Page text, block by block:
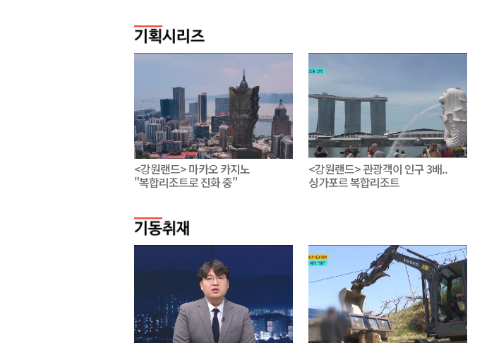
<강원랜드> 마카오 카지노
"복합리조트로 진화 중"
<강원랜드> 관광객이 인구 3배..
싱가포르 복합리조트